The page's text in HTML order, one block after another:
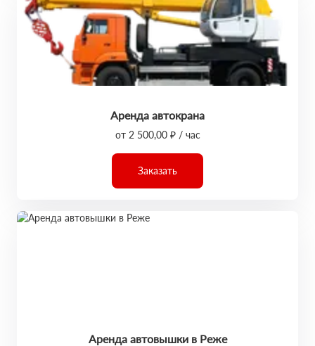
Аренда автокрана
от 2 500,00 ₽ / час
Заказать
Аренда автовышки в Реже